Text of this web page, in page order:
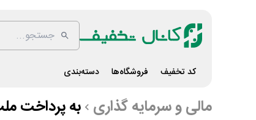
کد تخفیف فروشگاه‌ها دسته‌بندی
مالی و سرمایه گذاری به پرداخت